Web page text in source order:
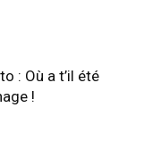
: Où a t’il été
!